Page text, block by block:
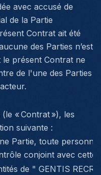
avec accusé de
de la Partie
Contrat ait été
des Parties n’est
présent Contrat ne
de l'une des Parties
« Contrat »), les
suivante :
Partie, toute
conjoint avec cette
de " GENTIS